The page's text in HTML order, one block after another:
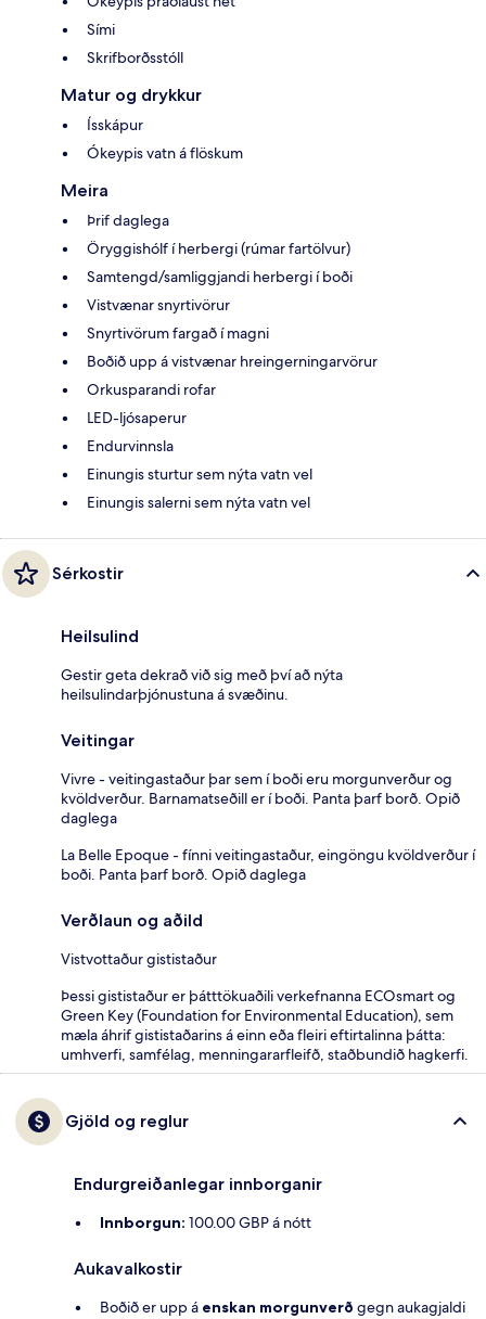
Sími
Skrifborðsstóll
Matur og drykkur
Ísskápur
Ókeypis vatn á flöskum
Meira
Þrif daglega
Öryggishólf í herbergi (rúmar fartölvur)
Samtengd/samliggjandi herbergi í boði
Vistvænar snyrtivörur
Snyrtivörum fargað í magni
Boðið upp á vistvænar hreingerningarvörur
Orkusparandi rofar
LED-ljósaperur
Endurvinnsla
Einungis sturtur sem nýta vatn vel
Einungis salerni sem nýta vatn vel
Sérkostir
Heilsulind
Gestir geta dekrað við sig með því að nýta
heilsulindarþjónustuna á svæðinu.
Veitingar
Vivre - veitingastaður þar sem í boði eru morgunverður og
kvöldverður. Barnamatseðill er í boði. Panta þarf borð. Opið
daglega
La Belle Epoque - fínni veitingastaður, eingöngu kvöldverður í
boði. Panta þarf borð. Opið daglega
Verðlaun og aðild
Vistvottaður gististaður
Þessi gististaður er þátttökuaðili verkefnanna ECOsmart og
Green Key (Foundation for Environmental Education), sem
mæla áhrif gististaðarins á einn eða fleiri eftirtalinna þátta:
umhverfi, samfélag, menningararfleifð, staðbundið hagkerfi.
Gjöld og reglur
Endurgreiðanlegar innborganir
Innborgun: 100.00 GBP á nótt
Aukavalkostir
Boðið er upp á enskan morgunverð gegn aukagjaldi